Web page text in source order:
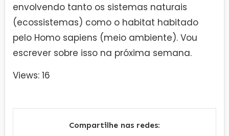
envolvendo tanto os sistemas naturais
(ecossistemas) como o habitat habitado
pelo Homo sapiens (meio ambiente). Vou
escrever sobre isso na próxima semana.
Views: 16
Compartilhe nas redes: